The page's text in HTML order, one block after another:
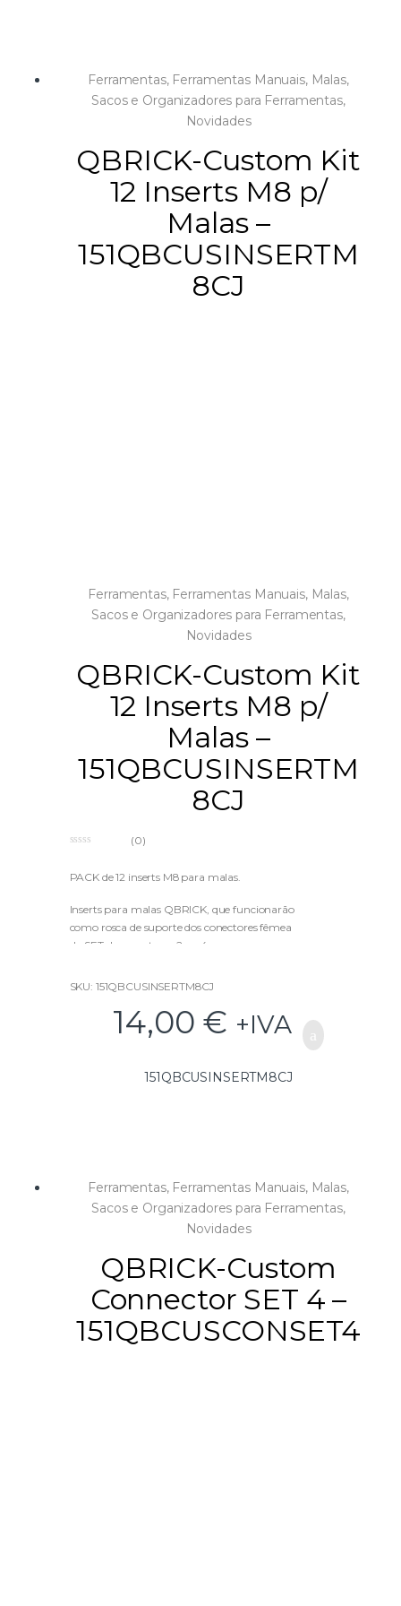
Ferramentas, Ferramentas Manuais, Malas,
Sacos e Organizadores para Ferramentas,
Novidades
QBRICK-Custom Kit
12 Inserts M8 p/
Malas –
151QBCUSINSERTM
8CJ
Ferramentas, Ferramentas Manuais, Malas,
Sacos e Organizadores para Ferramentas,
Novidades
QBRICK-Custom Kit
12 Inserts M8 p/
Malas –
151QBCUSINSERTM
8CJ
u
f
(0)
PACK de 12 inserts M8 para malas.
Inserts para malas QBRICK, que funcionarão
como rosca de suporte dos conectores fêmea
do SET de conectores 2 ou 4, que por sua vez
conectores macho e ganchos.
SKU: 151QBCUSINSERTM8CJ
14,00 € +IVA
151QBCUSINSERTM8CJ
Ferramentas, Ferramentas Manuais, Malas,
Sacos e Organizadores para Ferramentas,
Novidades
QBRICK-Custom
Connector SET 4 –
151QBCUSCONSET4